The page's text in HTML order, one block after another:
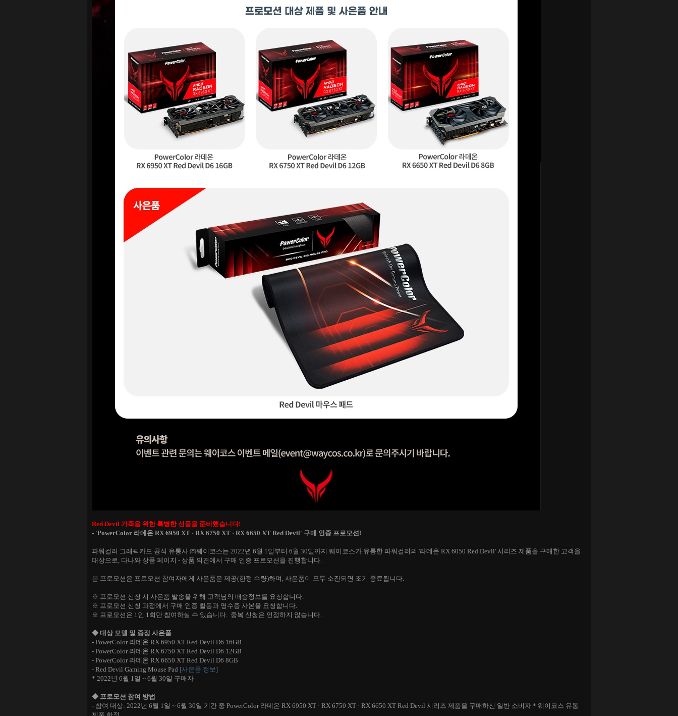
Red Devil 가족을 위한 특별한 선물을 준비했습니다!
- 'PowerColor 라데온 RX 6950 XT · RX 6750 XT · RX 6650 XT Red Devil' 구매 인증 프로모션!
파워컬러 그래픽카드 공식 유통사 ㈜웨이코스는 2022년 6월 1일부터 6월 30일까지 웨이코스가 유통한 파워컬러의 '라데온 RX 6050 Red Devil' 시리즈 제품을 구매한 고객을
대상으로, 다나와 상품 페이지 - 상품 의견에서 구매 인증 프로모션을 진행합니다.
본 프로모션은 프로모션 참여자에게 사은품은 제공(한정 수량)하며, 사은품이 모두 소진되면 조기 종료됩니다.
※ 프로모션 신청 시 사은품 발송을 위해 고객님의 배송정보를 요청합니다.
※ 프로모션 신청 과정에서 구매 인증 활동과 영수증 사본을 요청합니다.
※ 프로모션은 1인 1회만 참여하실 수 있습니다. 중복 신청은 인정하지 않습니다.
◆ 대상 모델 및 증정 사은품
- PowerColor 라데온 RX 6950 XT Red Devil D6 16GB
- PowerColor 라데온 RX 6750 XT Red Devil D6 12GB
- PowerColor 라데온 RX 6650 XT Red Devil D6 8GB
- Red Devil Gaming Mouse Pad [사은품 정보]
* 2022년 6월 1일 ~ 6월 30일 구매자
◆ 프로모션 참여 방법
- 참여 대상: 2022년 6월 1일 ~ 6월 30일 기간 중 PowerColor 라데온 RX 6950 XT · RX 6750 XT · RX 6650 XT Red Devil 시리즈 제품을 구매하신 일반 소비자 * 웨이코스 유통